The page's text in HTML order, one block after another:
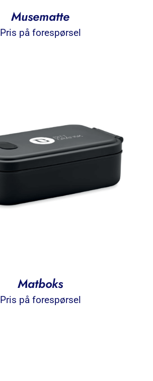
Musematte
Pris på forespørsel
Matboks
Pris på forespørsel